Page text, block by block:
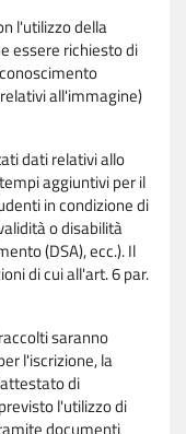
l'utilizzo della
essere richiesto di
all'immagine)
dati relativi allo
aggiuntivi per il
in condizione di
o disabilità
(DSA), ecc.). Il
di cui all'art. 6 par.
saranno
l'iscrizione, la
di
l'utilizzo di
documenti